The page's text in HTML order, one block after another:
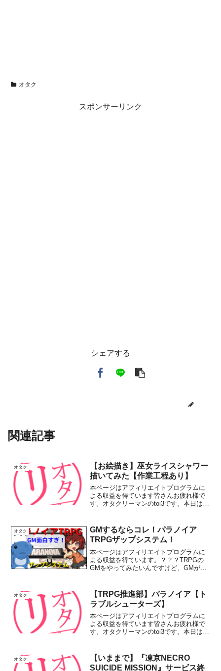
オタク
スポンサーリンク
シェアする
関連記事
オタク
【お絵描き】巫女ライスシャワー
描いてみた【作業工程あり】
本ページはアフィリエイトプログラムに
よる収益を得ています皆さんお疲れ様で
す。オタクリーマンのtoi3です。本日は久
は「巫女ライス」！うさぎ年なので背景
は兎と関連し...
オタク
GMするならコレ！パラノイア
TRPGザップシステム！
本ページはアフィリエイトプログラムに
よる収益を得ています。？？？TRPGの
GMをやってみたいんですけど、GMが楽
するぜ！ GMとしてTRPGをするなら...
オタク
【TRPG推進部】パラノイア【ト
ラブルシューターズ】
本ページはアフィリエイトプログラムに
よる収益を得ています皆さんお疲れ様で
す。オタクリーマンのtoi3です。本日は
ターズ】タイトルパラノイア【トラブル
シューターズ】...
オタク
【いままで】『凍京NECRO
SUICIDE MISSION』サービス終